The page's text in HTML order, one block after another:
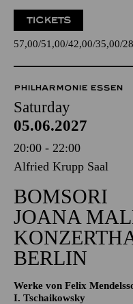
TICKETS
57,00 51,00 42,00 35,00
PHILHARMONIE ESSEN
Saturday
05.06.2027
20:00 - 22:00
Alfried Krupp Saal
BOMSORI
JOANA
BERLIN
Werke von Felix
I. Tschaikowsky